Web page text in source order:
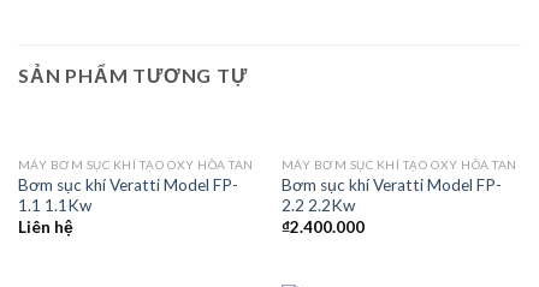
SẢN PHẨM TƯƠNG TỰ
MÁY BƠM SỤC KHÍ TẠO OXY HÒA TAN
Bơm sục khí Veratti Model FP-
1.1 1.1Kw
Liên hệ
MÁY BƠM SỤC KHÍ TẠO OXY HÒA TAN
Bơm sục khí Veratti Model FP-
2.2 2.2Kw
₫2.400.000